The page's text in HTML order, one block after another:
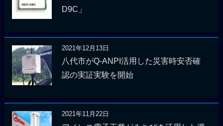
D9C」
2021年12月13日
八代市がQ-ANPI活用した災害時安否確
認の実証実験を開始
2021年11月22日